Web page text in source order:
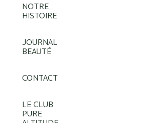
NOTRE
HISTOIRE
JOURNAL
BEAUTÉ
CONTACT
LE CLUB
PURE